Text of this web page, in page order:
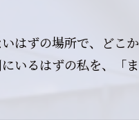
はずの場所で、どこか
いるはずの私を、「ま